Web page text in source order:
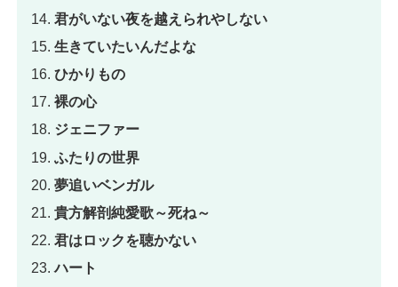
君がいない夜を越えられやしない
生きていたいんだよな
ひかりもの
裸の心
ジェニファー
ふたりの世界
夢追いベンガル
貴方解剖純愛歌～死ね～
君はロックを聴かない
ハート